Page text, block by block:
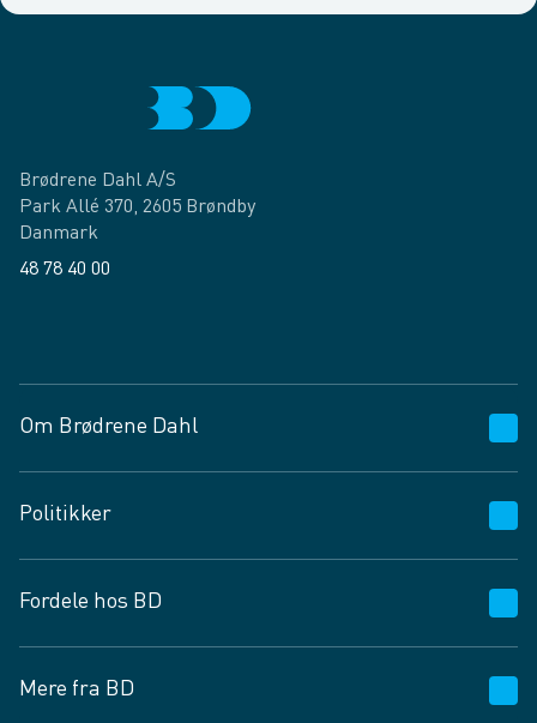
Brødrene Dahl A/S
Park Allé 370, 2605 Brøndby
Danmark
48 78 40 00
Om Brødrene Dahl
Vagttelefon 30 10 89 89
Spørgsmål og svar
Job og karriere
Fødevarekontrolrapport
Politikker
Privatlivspolitik
Cookies
Vilkår og betingelser
Fordele hos BD
BD app
Mere fra BD